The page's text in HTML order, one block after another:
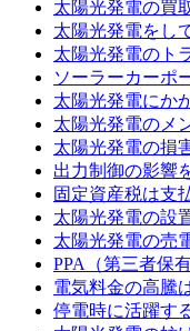
太陽光発電の買
太陽光発電をし
太陽光発電のト
ソーラーカーポ
太陽光発電にか
太陽光発電のメ
太陽光発電の損
出力制御の影響
固定資産税は支
太陽光発電の設
太陽光発電の売
PPA（第三者保
電気料金の高騰
停電時に活躍す